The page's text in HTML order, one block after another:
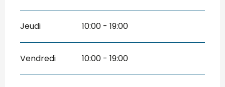
Jeudi 10:00 - 19:00
Vendredi 10:00 - 19:00